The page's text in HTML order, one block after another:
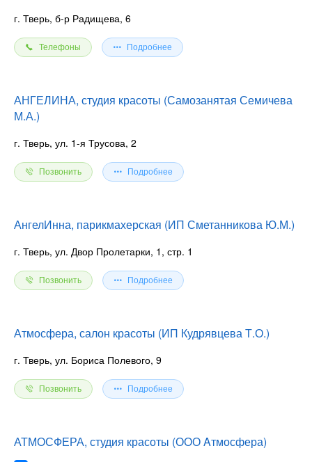
г. Тверь, б-р Радищева, 6
Телефоны Подробнее
АНГЕЛИНА, студия красоты (Самозанятая Семичева
М.А.)
г. Тверь, ул. 1-я Трусова, 2
Позвонить Подробнее
АнгелИнна, парикмахерская (ИП Сметанникова Ю.М.)
г. Тверь, ул. Двор Пролетарки, 1, стр. 1
Позвонить Подробнее
Атмосфера, салон красоты (ИП Кудрявцева Т.О.)
г. Тверь, ул. Бориса Полевого, 9
Позвонить Подробнее
АТМОСФЕРА, студия красоты (ООО Aтмосфера)